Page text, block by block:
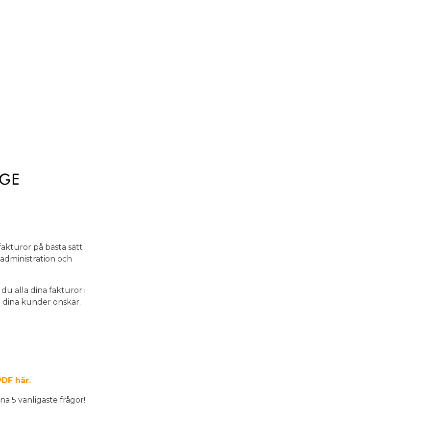
på bästa sätt
och
alla dina fakturor i
kunder önskar.
här.
5 vanligaste frågor!